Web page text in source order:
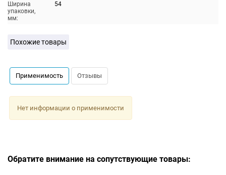
Ширина
упаковки,
мм:
54
Похожие товары
Применимость Отзывы
Нет информации о применимости
Обратите внимание на сопутствующие товары: